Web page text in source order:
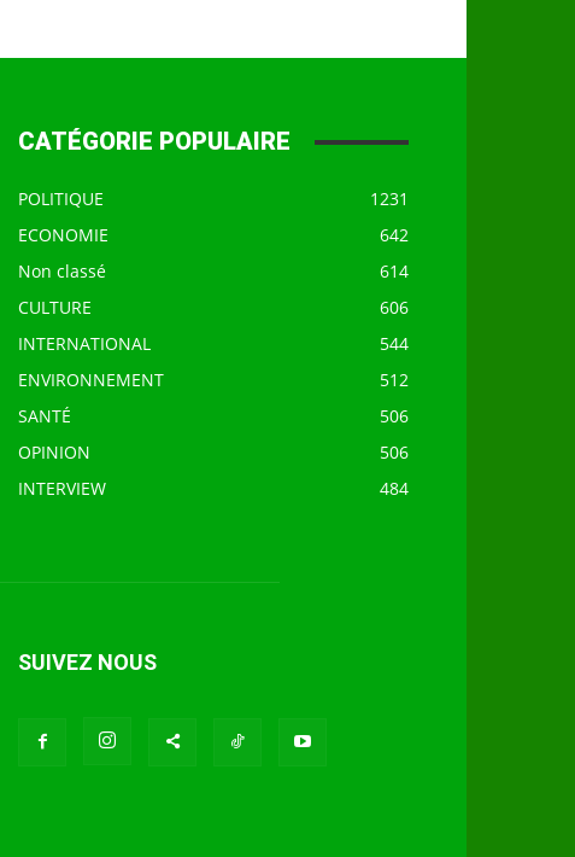
CATÉGORIE POPULAIRE
POLITIQUE
1231
ECONOMIE
642
Non classé
614
CULTURE
606
INTERNATIONAL
544
ENVIRONNEMENT
512
SANTÉ
506
OPINION
506
INTERVIEW
484
SUIVEZ NOUS